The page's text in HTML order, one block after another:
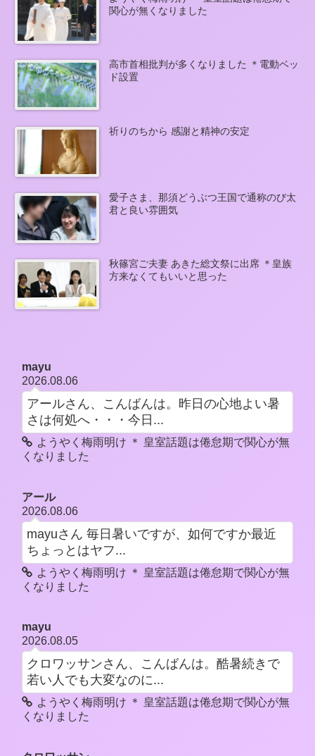
関心が無くなりました
高市首相批判が多くなりました ＊電動ベッ
ド設置
祈りのちから 感謝と精神の安定
愛子さま、那須どうぶつ王国で通称のび太
君と良い雰囲気
秋篠宮ご夫妻 あきた総文祭に出席 ＊皇族
方来なくてもいいと思った
mayu
2026.08.06
アールさん、こんばんは。昨日の心地よい暑
さは何処へ・・・今日...
ようやく梅雨明け ＊ 皇室話題は倦怠期で関心が無
くなりました
アール
2026.08.06
mayuさん 毎日暑いですが、如何ですか最近
ちょっとはヤフ...
ようやく梅雨明け ＊ 皇室話題は倦怠期で関心が無
くなりました
mayu
2026.08.05
クロワッサンさん、こんばんは。酷暑続きで
若い人でも大変なのに...
ようやく梅雨明け ＊ 皇室話題は倦怠期で関心が無
くなりました